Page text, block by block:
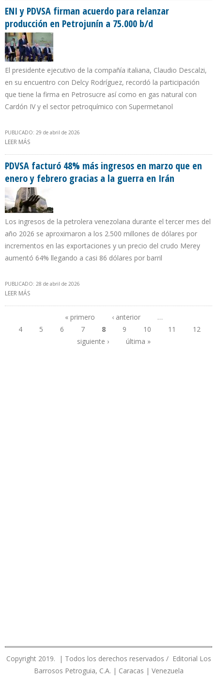
ENI y PDVSA firman acuerdo para relanzar
producción en Petrojunín a 75.000 b/d
El presidente ejecutivo de la compañía italiana, Claudio Descalzi,
en su encuentro con Delcy Rodríguez, recordó la participación
que tiene la firma en Petrosucre así como en gas natural con
Cardón IV y el sector petroquímico con Supermetanol
PUBLICADO: 29 de abril de 2026
LEER MÁS
PDVSA facturó 48% más ingresos en marzo que en
enero y febrero gracias a la guerra en Irán
Los ingresos de la petrolera venezolana durante el tercer mes del
año 2026 se aproximaron a los 2.500 millones de dólares por
incrementos en las exportaciones y un precio del crudo Merey
aumentó 64% llegando a casi 86 dólares por barril
PUBLICADO: 28 de abril de 2026
LEER MÁS
Páginas
« primero ‹ anterior
…
4
5 6 7 8 9 10 11
12
siguiente ›
última »
Copyright 2019. | Todos los derechos reservados / Editorial Los
Barrosos Petroguia, C.A. | Caracas | Venezuela